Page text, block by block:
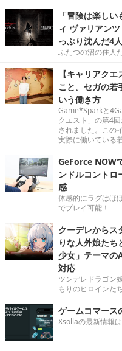
「冒険は楽し
ィ ヴァリアン
っぷり沈んだ4
ふたつの沼の住人
【キャリアク
こと。セガの若
いう働き方
Game*Sparkと
クエスト」の第4
されました。この
実際に働いている
GeForce NOW
ンドルコントロ
感
体感的にラグはほ
でプレイ可能！
クーデレからス
りな人外娘た
少女」テーマの
対応
ツンデレドラゴン
もりのヒロインた
ゲームコマース
Xsollaの最新情報